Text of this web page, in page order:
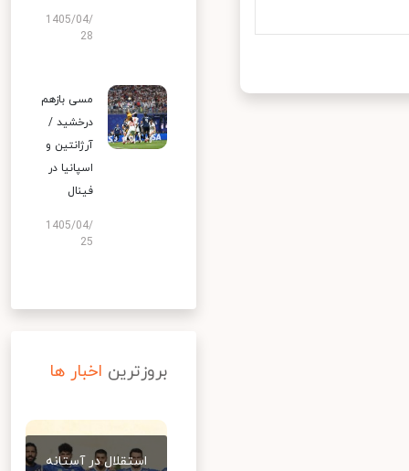
1405/04/
28
مسی بازهم
درخشید /
آرژانتین و
اسپانیا در
فینال
1405/04/
25
بروزترین اخبار ها
استقلال در آستانه